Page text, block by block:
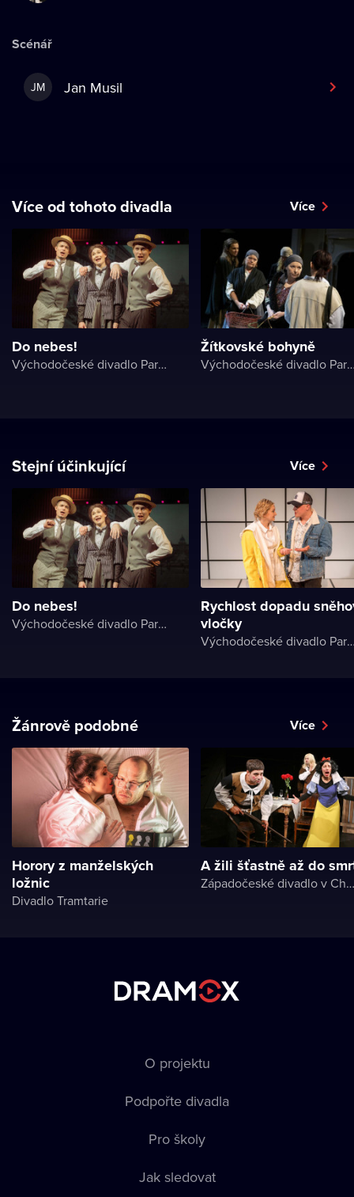
Scénář
JM Jan Musil
Více od tohoto divadla Více
Do nebes!
Východočeské divadlo Pardubice
Žítkovské bohyně
Východočeské
Stejní účinkující Více
Do nebes!
Východočeské divadlo Pardubice
Rychlost dopadu
vločky
Východočeské
Žánrově podobné Více
Horory z manželských
ložnic
Divadlo Tramtarie
A žili šťastně až do
Západočeské divadlo v Chebu
O projektu
Podpořte divadla
Pro školy
Jak sledovat